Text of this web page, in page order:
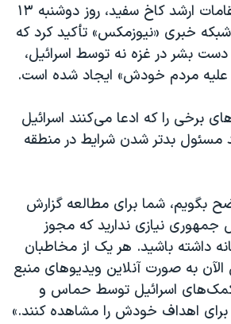
کادر رهبری ایران
آمریکا «سی‌پک»
سباستین گورکا، از مقامات ارشد کاخ سفید، روز دوشنبه ۱۳
خبری «نیوزمکس» تأکید کرد که
بشر در غزه نه توسط اسرائیل،
مردم خودش» ایجاد شده است.
برخی را که ادعا می‌کنند اسرائیل
مسئول بدتر شدن شرایط در منطقه
بگویم، شما برای مطالعه گزارش
جمهوری نیازی ندارید که مجوز
داشته باشید. هر یک از مخاطبان
به صورت آنلاین ویدیوهای منبع
کمک‌های اسرائیل توسط حماس و
اهداف خودش را مشاهده کنند.»